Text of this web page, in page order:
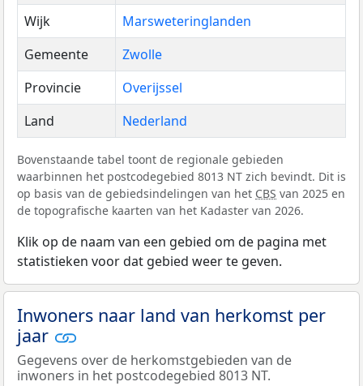
Wijk
Marsweteringlanden
Gemeente
Zwolle
Provincie
Overijssel
Land
Nederland
Bovenstaande tabel toont de regionale gebieden
waarbinnen het postcodegebied 8013 NT zich bevindt. Dit is
op basis van de gebiedsindelingen van het CBS van 2025 en
de topografische kaarten van het Kadaster van 2026.
Klik op de naam van een gebied om de pagina met
statistieken voor dat gebied weer te geven.
Inwoners naar land van herkomst per
jaar
Gegevens over de herkomstgebieden van de
inwoners in het postcodegebied 8013 NT.